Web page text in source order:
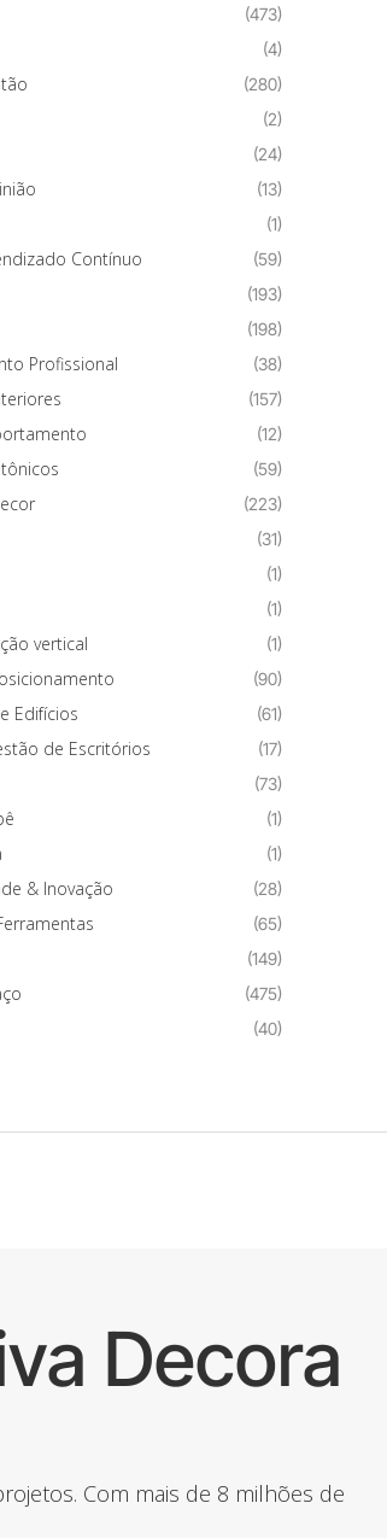
(473)
(4)
(280)
(2)
(24)
(13)
(1)
Contínuo (59)
(193)
(198)
Profissional (38)
(157)
(12)
(59)
(223)
(31)
(1)
(1)
vertical (1)
(90)
Edifícios (61)
de Escritórios (17)
(73)
(1)
(1)
& Inovação (28)
(65)
(149)
(475)
(40)
Decora
Com mais de 8 milhões de